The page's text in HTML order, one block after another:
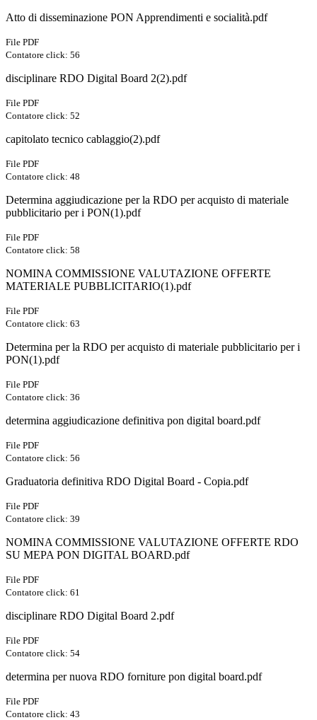
Atto di disseminazione PON Apprendimenti e socialità.pdf
File PDF
Contatore click: 56
disciplinare RDO Digital Board 2(2).pdf
File PDF
Contatore click: 52
capitolato tecnico cablaggio(2).pdf
File PDF
Contatore click: 48
Determina aggiudicazione per la RDO per acquisto di materiale
pubblicitario per i PON(1).pdf
File PDF
Contatore click: 58
NOMINA COMMISSIONE VALUTAZIONE OFFERTE
MATERIALE PUBBLICITARIO(1).pdf
File PDF
Contatore click: 63
Determina per la RDO per acquisto di materiale pubblicitario per i
PON(1).pdf
File PDF
Contatore click: 36
determina aggiudicazione definitiva pon digital board.pdf
File PDF
Contatore click: 56
Graduatoria definitiva RDO Digital Board - Copia.pdf
File PDF
Contatore click: 39
NOMINA COMMISSIONE VALUTAZIONE OFFERTE RDO
SU MEPA PON DIGITAL BOARD.pdf
File PDF
Contatore click: 61
disciplinare RDO Digital Board 2.pdf
File PDF
Contatore click: 54
determina per nuova RDO forniture pon digital board.pdf
File PDF
Contatore click: 43